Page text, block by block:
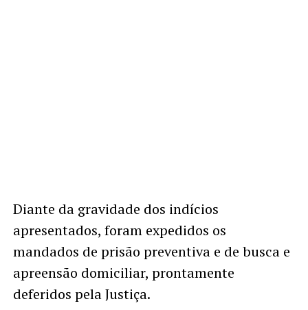
Diante da gravidade dos indícios
apresentados, foram expedidos os
mandados de prisão preventiva e de busca e
apreensão domiciliar, prontamente
deferidos pela Justiça.